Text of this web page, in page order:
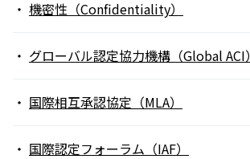
機密性（Confidentiality）
グローバル認定協力機構（Global ACI）
国際相互承認協定（MLA）
国際認定フォーラム（IAF）